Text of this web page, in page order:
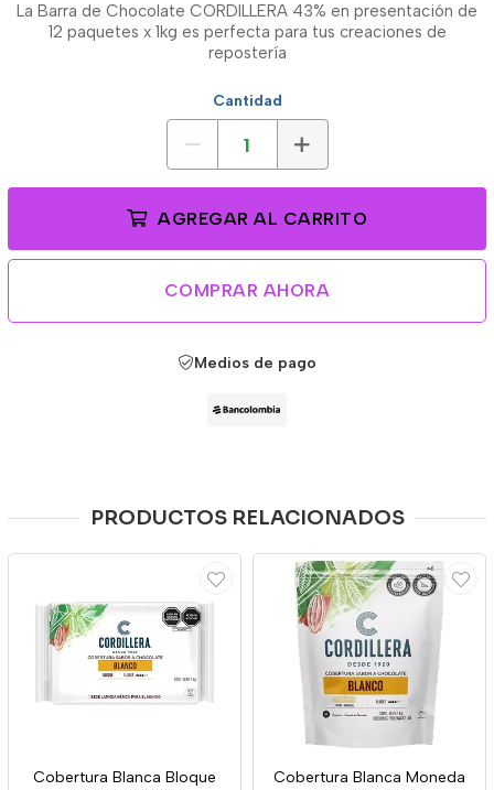
La Barra de Chocolate CORDILLERA 43% en presentación de
12 paquetes x 1kg es perfecta para tus creaciones de
repostería
Cantidad
AGREGAR AL CARRITO
COMPRAR AHORA
Medios de pago
PRODUCTOS RELACIONADOS
Cobertura Blanca Bloque
Cobertura Blanca Moneda